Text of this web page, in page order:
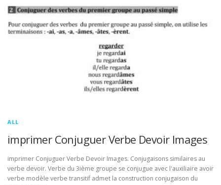
ALL
imprimer Conjuguer Verbe Devoir Images
imprimer Conjuguer Verbe Devoir Images. Conjugaisons similaires au
verbe devoir. Verbe du 3ième groupe se conjugue avec l'auxiliaire avoir
verbe modèle verbe transitif admet la construction conjugaison du